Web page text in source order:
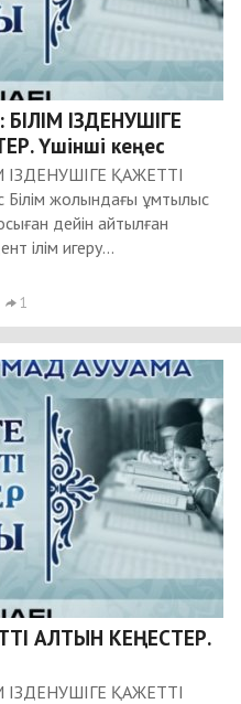
ІЗДЕНУШІГЕ
Үшінші кеңес
ІЗДЕНУШІГЕ ҚАЖЕТТІ
жолындағы ұмтылыс
дейін айтылған
ілім игеру...
1
АЛТЫН КЕҢЕСТЕР.
ІЗДЕНУШІГЕ ҚАЖЕТТІ